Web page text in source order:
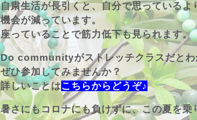
自粛生活が長引くと、自分で思っているよ
機会が減っています。
座っていることで筋力低下も見られます。
Do communityがストレッチクラスだとわ
ぜひ参加してみませんか？
詳しいことはこちらからどうぞ♪
暑さにもコロナにも負けずに、この夏を乗